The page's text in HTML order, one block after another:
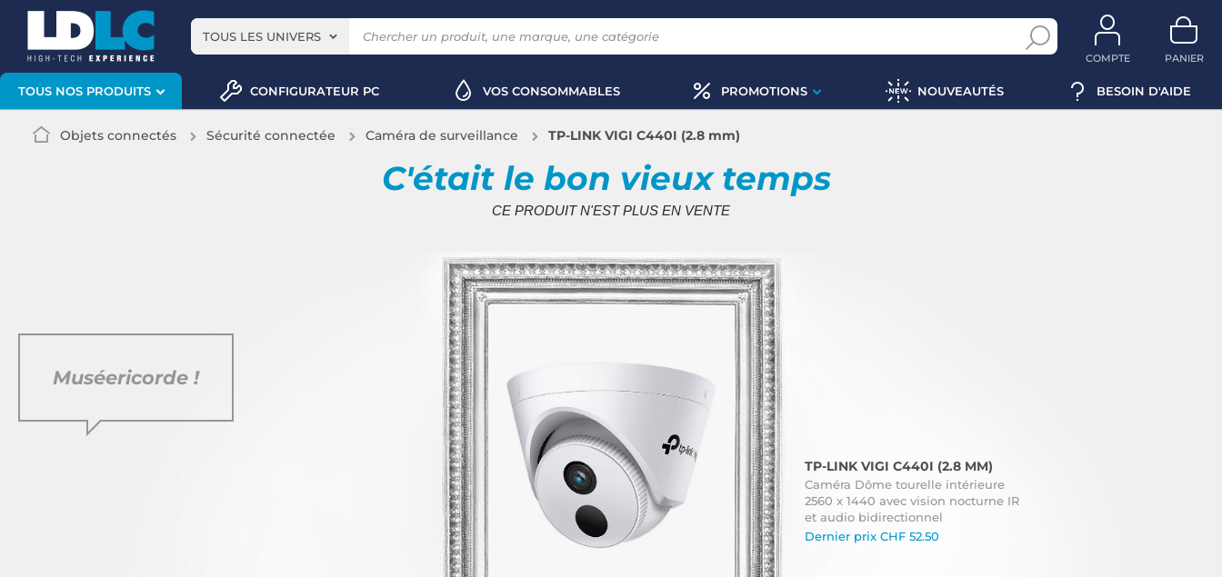
TOUS LES UNIVERS
COMPTE PANIER
TOUS NOS PRODUITS CONFIGURATEUR PC VOS CONSOMMABLES PROMOTIONS NOUVEAUTÉS BESOIN D'AIDE
Objets connectés Sécurité connectée Caméra de surveillance TP-LINK VIGI C440I (2.8 mm)
C'était le bon vieux temps
CE PRODUIT N'EST PLUS EN VENTE
TP-LINK VIGI C440I (2.8 MM)
Caméra Dôme tourelle intérieure
2560 x 1440 avec vision nocturne IR
et audio bidirectionnel
Dernier prix CHF52.50
Muséericorde !